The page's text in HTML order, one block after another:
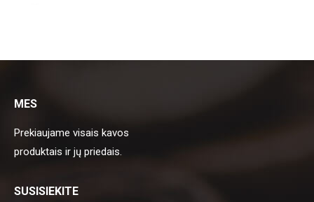
MES
Prekiaujame visais kavos
produktais ir jų priedais.
SUSISIEKITE